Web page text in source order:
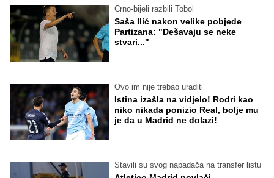
Crno-bijeli razbili Tobol
Saša Ilić nakon velike pobjede
Partizana: "Dešavaju se neke
stvari..."
Ovo im nije trebao uraditi
Istina izašla na vidjelo! Rodri kao
niko nikada ponizio Real, bolje mu
je da u Madrid ne dolazi!
Stavili su svog napadača na transfer listu